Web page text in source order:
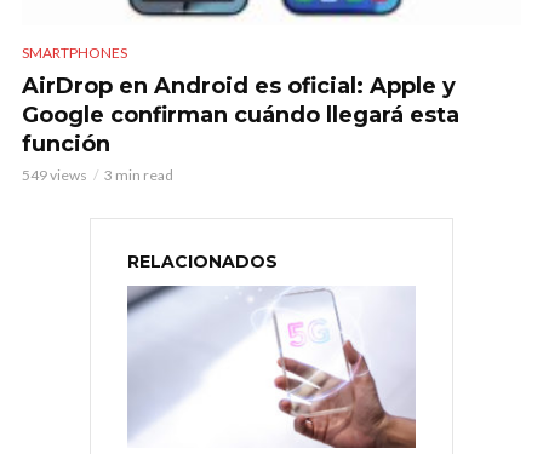
SMARTPHONES
AirDrop en Android es oficial: Apple y
Google confirman cuándo llegará esta
función
549 views 3 min read
RELACIONADOS